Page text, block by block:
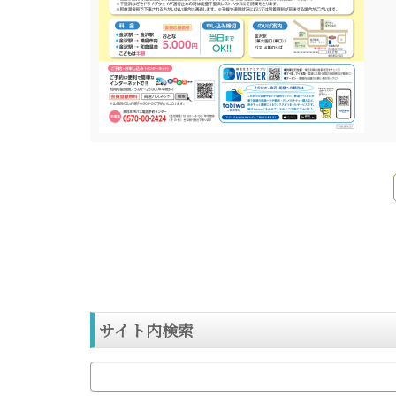
サイト内検索